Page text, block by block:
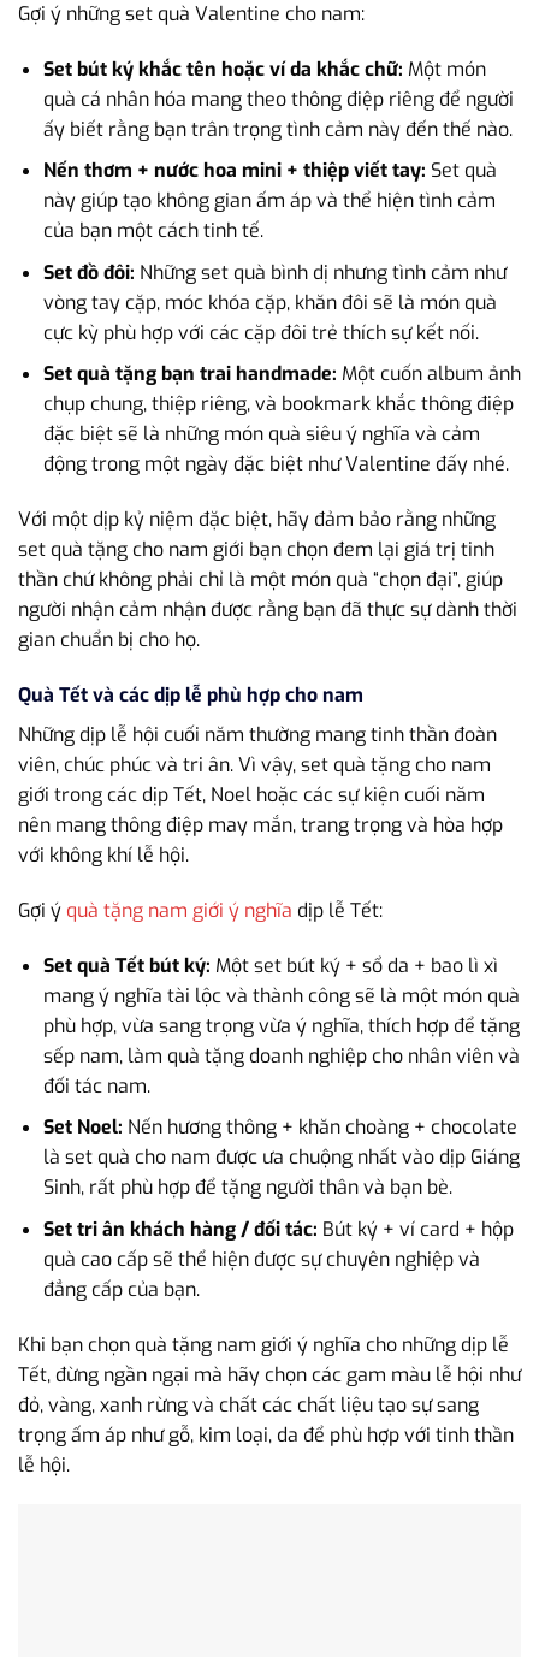
Gợi ý những set quà Valentine cho nam:
Set bút ký khắc tên hoặc ví da khắc chữ: Một món
quà cá nhân hóa mang theo thông điệp riêng để người
ấy biết rằng bạn trân trọng tình cảm này đến thế nào.
Nến thơm + nước hoa mini + thiệp viết tay: Set quà
này giúp tạo không gian ấm áp và thể hiện tình cảm
của bạn một cách tinh tế.
Set đồ đôi: Những set quà bình dị nhưng tình cảm như
vòng tay cặp, móc khóa cặp, khăn đôi sẽ là món quà
cực kỳ phù hợp với các cặp đôi trẻ thích sự kết nối.
Set quà tặng bạn trai handmade: Một cuốn album ảnh
chụp chung, thiệp riêng, và bookmark khắc thông điệp
đặc biệt sẽ là những món quà siêu ý nghĩa và cảm
động trong một ngày đặc biệt như Valentine đấy nhé.
Với một dịp kỷ niệm đặc biệt, hãy đảm bảo rằng những
set quà tặng cho nam giới bạn chọn đem lại giá trị tinh
thần chứ không phải chỉ là một món quà “chọn đại”, giúp
người nhận cảm nhận được rằng bạn đã thực sự dành thời
gian chuẩn bị cho họ.
Quà Tết và các dịp lễ phù hợp cho nam
Những dịp lễ hội cuối năm thường mang tinh thần đoàn
viên, chúc phúc và tri ân. Vì vậy, set quà tặng cho nam
giới trong các dịp Tết, Noel hoặc các sự kiện cuối năm
nên mang thông điệp may mắn, trang trọng và hòa hợp
với không khí lễ hội.
Gợi ý quà tặng nam giới ý nghĩa dịp lễ Tết:
Set quà Tết bút ký: Một set bút ký + sổ da + bao lì xì
mang ý nghĩa tài lộc và thành công sẽ là một món quà
phù hợp, vừa sang trọng vừa ý nghĩa, thích hợp để tặng
sếp nam, làm quà tặng doanh nghiệp cho nhân viên và
đối tác nam.
Set Noel: Nến hương thông + khăn choàng + chocolate
là set quà cho nam được ưa chuộng nhất vào dịp Giáng
Sinh, rất phù hợp để tặng người thân và bạn bè.
Set tri ân khách hàng / đối tác: Bút ký + ví card + hộp
quà cao cấp sẽ thể hiện được sự chuyên nghiệp và
đẳng cấp của bạn.
Khi bạn chọn quà tặng nam giới ý nghĩa cho những dịp lễ
Tết, đừng ngần ngại mà hãy chọn các gam màu lễ hội như
đỏ, vàng, xanh rừng và chất các chất liệu tạo sự sang
trọng ấm áp như gỗ, kim loại, da để phù hợp với tinh thần
lễ hội.